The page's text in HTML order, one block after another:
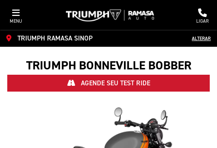
MENU LIGAR
TRIUMPH RAMASA SINOP ALTERAR
TRIUMPH BONNEVILLE BOBBER
AGENDE SEU TEST RIDE